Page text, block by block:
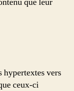
hypertextes vers
ceux-ci